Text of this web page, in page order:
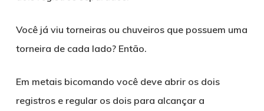
Você já viu torneiras ou chuveiros que possuem uma
torneira de cada lado? Então.
Em metais bicomando você deve abrir os dois
registros e regular os dois para alcançar a